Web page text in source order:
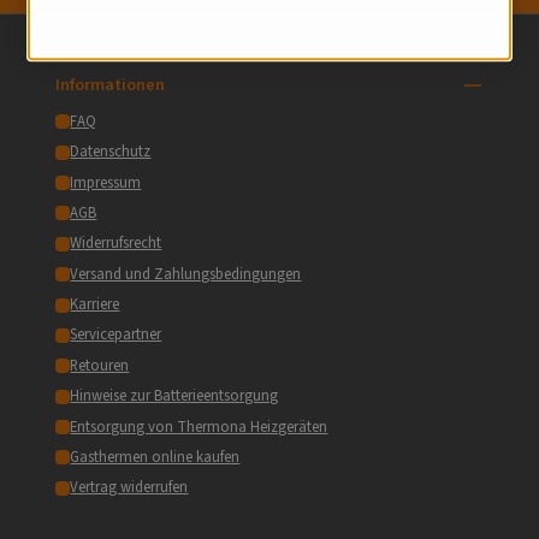
Informationen
FAQ
Datenschutz
Impressum
AGB
Widerrufsrecht
Versand und Zahlungsbedingungen
Karriere
Servicepartner
Retouren
Hinweise zur Batterieentsorgung
Entsorgung von Thermona Heizgeräten
Gasthermen online kaufen
Vertrag widerrufen